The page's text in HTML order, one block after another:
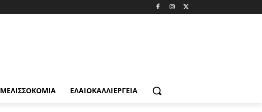
ΜΕΛΙΣΣΟΚΟΜΙΑ ΕΛΑΙΟΚΑΛΛΙΈΡΓΕΙΑ